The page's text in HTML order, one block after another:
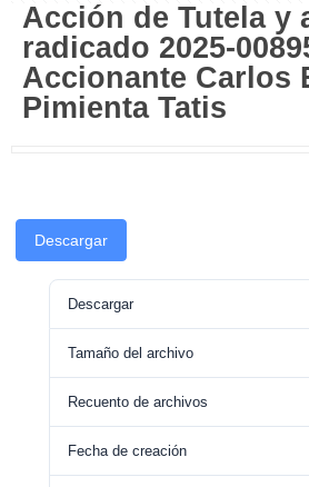
Acción de Tutela y
radicado 2025-
Accionante Carlos
Pimienta Tatis
Descargar
Descargar
Tamaño del archivo
Recuento de archivos
Fecha de creación